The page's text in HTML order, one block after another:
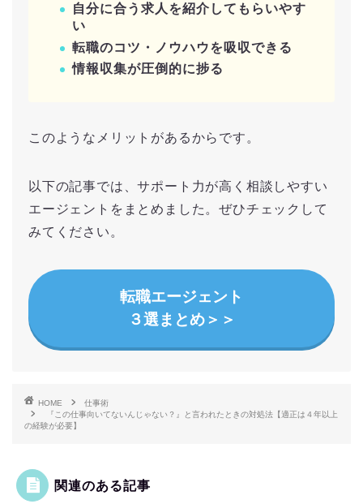
自分に合う求人を紹介してもらいやす
い
転職のコツ・ノウハウを吸収できる
情報収集が圧倒的に捗る
このようなメリットがあるからです。
以下の記事では、サポート力が高く相談しやすい
エージェントをまとめました。ぜひチェックして
みてください。
転職エージェント
３選まとめ＞＞
HOME
仕事術
『この仕事向いてないんじゃない？』と言われたときの対処法【適正は４年以上
の経験が必要】
関連のある記事